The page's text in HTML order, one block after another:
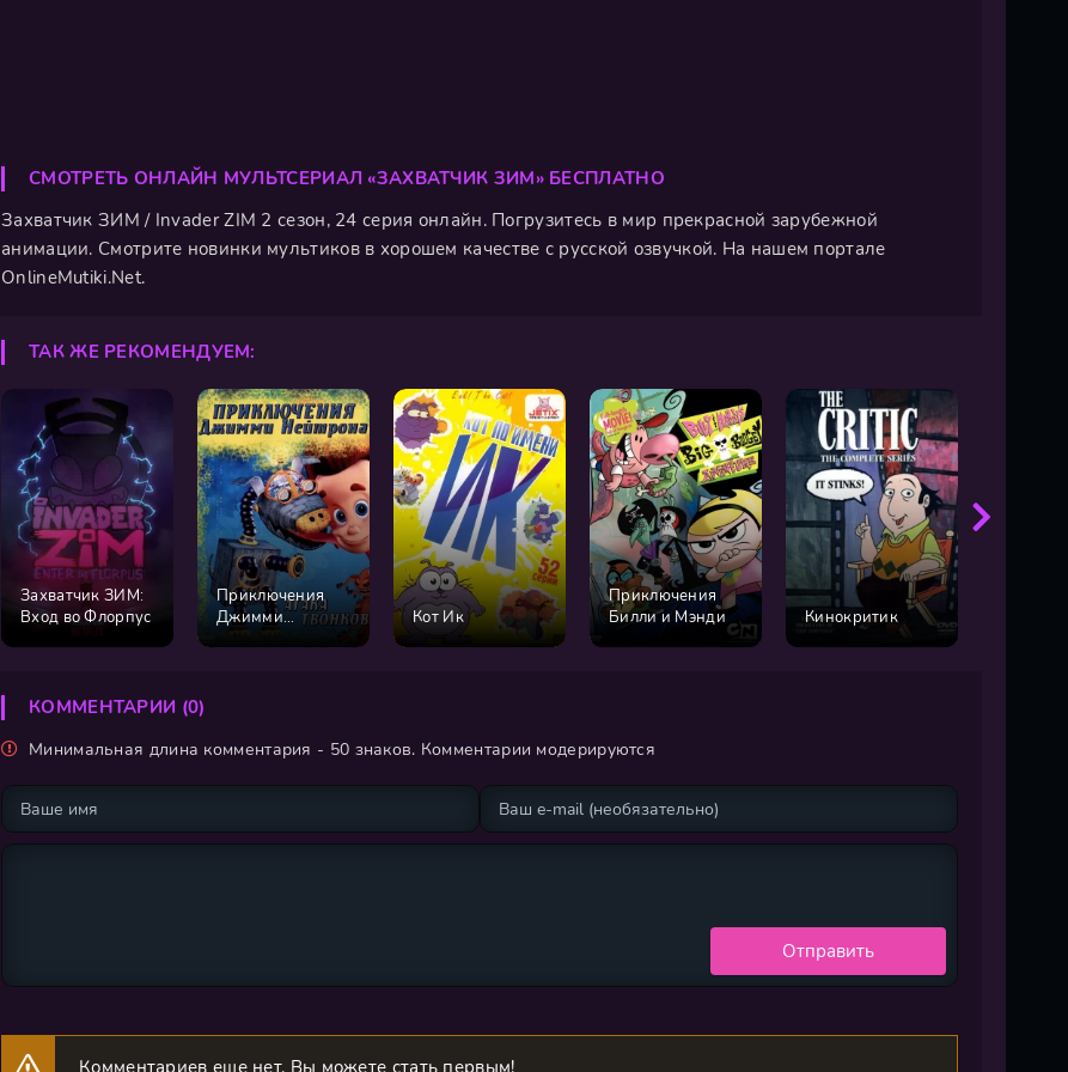
СМОТРЕТЬ ОНЛАЙН МУЛЬТСЕРИАЛ «ЗАХВАТЧИК ЗИМ» БЕСПЛАТНО
Захватчик ЗИМ / Invader ZIM 2 сезон, 24 серия онлайн. Погрузитесь в мир прекрасной зарубежной
анимации. Смотрите новинки мультиков в хорошем качестве с русской озвучкой. На нашем портале
OnlineMutiki.Net.
ТАК ЖЕ РЕКОМЕНДУЕМ:
Захватчик ЗИМ:
Вход во Флорпус
Приключения
Джимми
Кот Ик
Приключения
Билли и Мэнди
Кинокритик
КОММЕНТАРИИ (0)
Минимальная длина комментария - 50 знаков. Комментарии модерируются
Отправить
Комментариев еще нет. Вы можете стать первым!